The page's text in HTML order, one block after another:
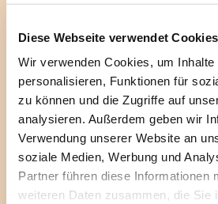
Diese Webseite verwendet Cookies
Wir verwenden Cookies, um Inhalte
personalisieren, Funktionen für
zu können und die Zugriffe auf
analysieren. Außerdem geben wir
Verwendung unserer Website an
soziale Medien, Werbung und
Partner führen diese Informationen
weiteren Daten zusammen, die Sie
Das Konzept passt: drei
sicherer Raum ohne Stress, und
Uhrzeit, die anschließend noch
ermöglicht. Von Hip-Hop über
zu Rock und Pop – Tanzbarkeit
dieTanzinsel-Premiere am 19.
voller Erfolg. Und beim
Familien stürmten Groß und
Tanzfläche – ein Format, das es
geben soll. Die nächsten
und für einen guten (Tanz)-Start